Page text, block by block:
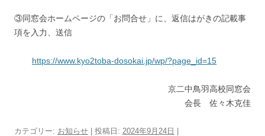
③同窓会ホームページの「お問合せ」に、返信はがきの記載事
項を入力、送信
https://www.kyo2toba-dosokai.jp/wp/?page_id=15
京二中鳥羽高校同窓会
会長 佐々木克佳
カテゴリー: お知らせ | 投稿日: 2024年9月24日